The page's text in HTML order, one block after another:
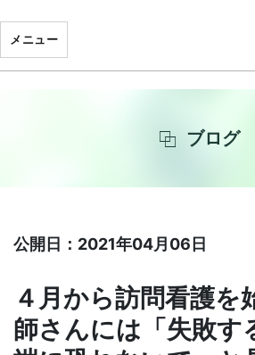
メニュー
ブログ
公開日：2021年04月06日
４月から訪問看護を
師さんには「失敗す